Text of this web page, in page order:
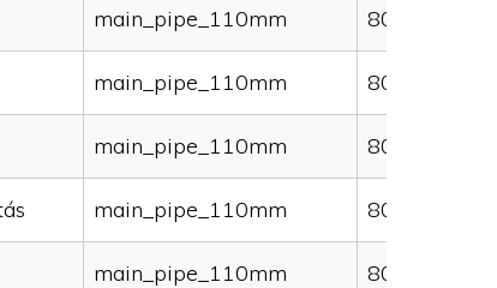
main_pipe_110mm 80000
main_pipe_110mm 80000
main_pipe_110mm 80000
main_pipe_110mm 80000
main_pipe_110mm 80000